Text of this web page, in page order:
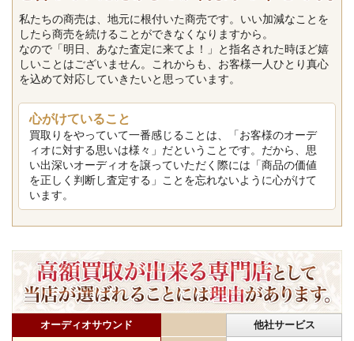
私たちの商売は、地元に根付いた商売です。いい加減なことを
したら商売を続けることができなくなりますから。
なので「明日、あなた査定に来てよ！」と指名された時ほど嬉
しいことはございません。これからも、お客様一人ひとり真心
を込めて対応していきたいと思っています。
心がけていること
買取りをやっていて一番感じることは、「お客様のオーデ
ィオに対する思いは様々」だということです。だから、思
い出深いオーディオを譲っていただく際には「商品の価値
を正しく判断し査定する」ことを忘れないように心がけて
います。
オーディオサウンド 他社サービス